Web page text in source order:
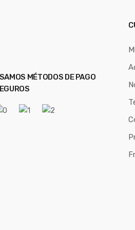
MÉTODOS DE PAGO